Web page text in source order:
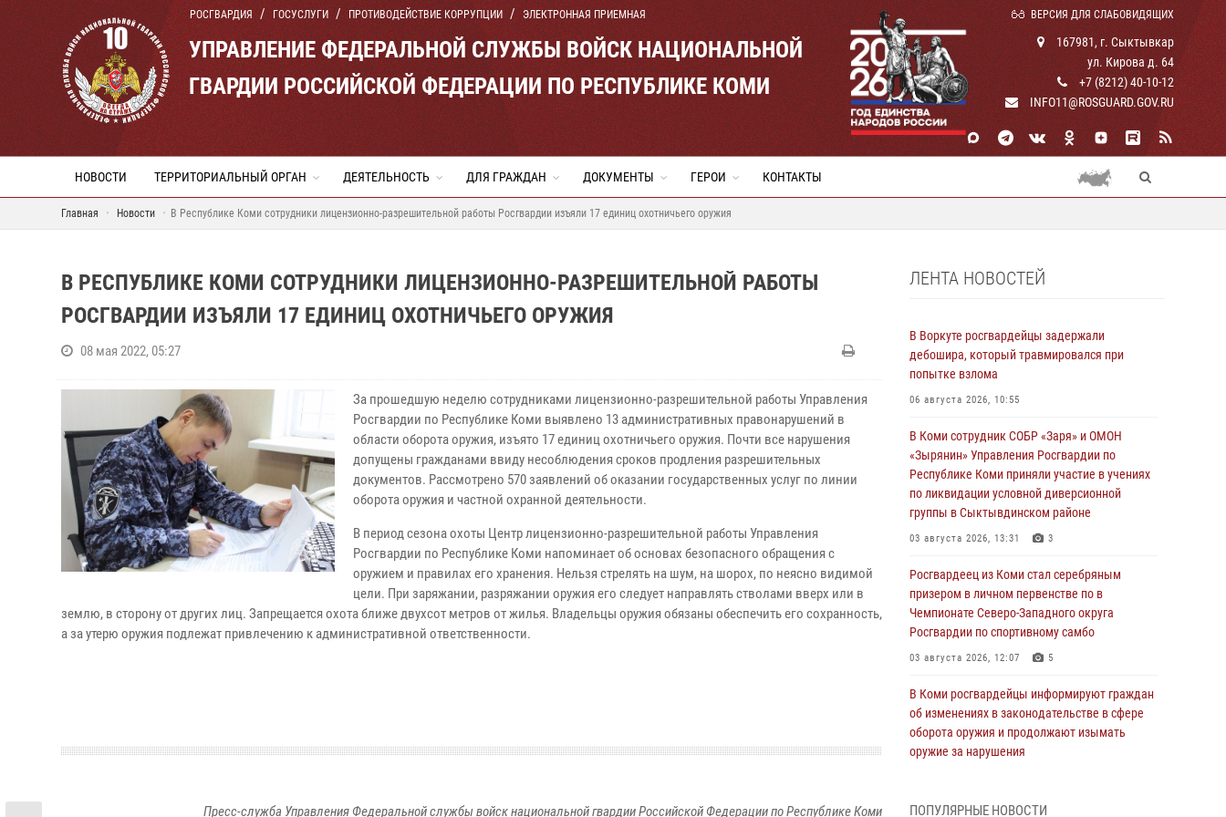
РОСГВАРДИЯ ГОСУСЛУГИ ПРОТИВОДЕЙСТВИЕ КОРРУПЦИИ ЭЛЕКТРОННАЯ ПРИЕМНАЯ ВЕРСИЯ ДЛЯ СЛАБОВИДЯЩИХ
УПРАВЛЕНИЕ ФЕДЕРАЛЬНОЙ СЛУЖБЫ ВОЙСК НАЦИОНАЛЬНОЙ
ГВАРДИИ РОССИЙСКОЙ ФЕДЕРАЦИИ ПО РЕСПУБЛИКЕ КОМИ
167981, г. Сыктывкар
ул. Кирова д. 64
+7 (8212) 40-10-12
INFO11@ROSGUARD.GOV.RU
НОВОСТИ ТЕРРИТОРИАЛЬНЫЙ ОРГАН ДЕЯТЕЛЬНОСТЬ ДЛЯ ГРАЖДАН ДОКУМЕНТЫ ГЕРОИ КОНТАКТЫ
Главная Новости В Республике Коми сотрудники лицензионно-разрешительной работы Росгвардии изъяли 17 единиц охотничьего оружия
В РЕСПУБЛИКЕ КОМИ СОТРУДНИКИ ЛИЦЕНЗИОННО-РАЗРЕШИТЕЛЬНОЙ РАБОТЫ
РОСГВАРДИИ ИЗЪЯЛИ 17 ЕДИНИЦ ОХОТНИЧЬЕГО ОРУЖИЯ
08 мая 2022, 05:27
За прошедшую неделю сотрудниками лицензионно-разрешительной работы Управления
Росгвардии по Республике Коми выявлено 13 административных правонарушений в
области оборота оружия, изъято 17 единиц охотничьего оружия. Почти все нарушения
допущены гражданами ввиду несоблюдения сроков продления разрешительных
документов. Рассмотрено 570 заявлений об оказании государственных услуг по линии
оборота оружия и частной охранной деятельности.
В период сезона охоты Центр лицензионно-разрешительной работы Управления
Росгвардии по Республике Коми напоминает об основах безопасного обращения с
оружием и правилах его хранения. Нельзя стрелять на шум, на шорох, по неясно видимой
цели. При заряжании, разряжании оружия его следует направлять стволами вверх или в
землю, в сторону от других лиц. Запрещается охота ближе двухсот метров от жилья. Владельцы оружия обязаны обеспечить его сохранность,
а за утерю оружия подлежат привлечению к административной ответственности.
Пресс-служба Управления Федеральной службы войск национальной гвардии Российской Федерации по Республике Коми
ЛЕНТА НОВОСТЕЙ
В Воркуте росгвардейцы задержали
дебошира, который травмировался при
попытке взлома
06 августа 2026, 10:55
В Коми сотрудник СОБР «Заря» и ОМОН
«Зырянин» Управления Росгвардии по
Республике Коми приняли участие в учениях
по ликвидации условной диверсионной
группы в Сыктывдинском районе
03 августа 2026, 13:31 3
Росгвардеец из Коми стал серебряным
призером в личном первенстве по в
Чемпионате Северо-Западного округа
Росгвардии по спортивному самбо
03 августа 2026, 12:07 5
В Коми росгвардейцы информируют граждан
об изменениях в законодательстве в сфере
оборота оружия и продолжают изымать
оружие за нарушения
В Койгородском районе местный житель
ПОПУЛЯРНЫЕ НОВОСТИ